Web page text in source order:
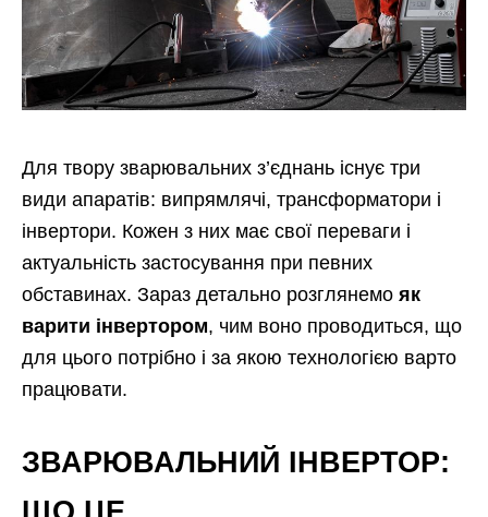
Для твору зварювальних з’єднань існує три
види апаратів: випрямлячі, трансформатори і
інвертори. Кожен з них має свої переваги і
актуальність застосування при певних
обставинах. Зараз детально розглянемо як
варити інвертором, чим воно проводиться, що
для цього потрібно і за якою технологією варто
працювати.
ЗВАРЮВАЛЬНИЙ ІНВЕРТОР: